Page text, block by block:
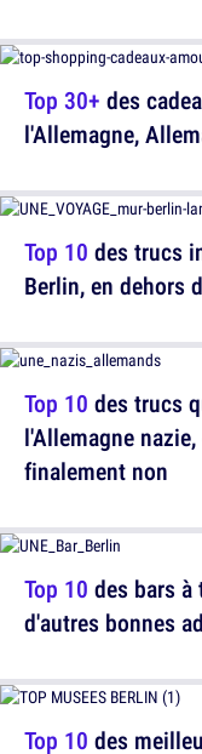
Top 10 des trucs
Berlin, en dehors
Top 10 des bars à
d'autres bonnes
Top 30+ des
l'Allemagne,
Top 10 des trucs
l'Allemagne
finalement non
Top 10 des